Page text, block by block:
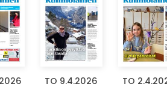
TO 9.4.2026 TO